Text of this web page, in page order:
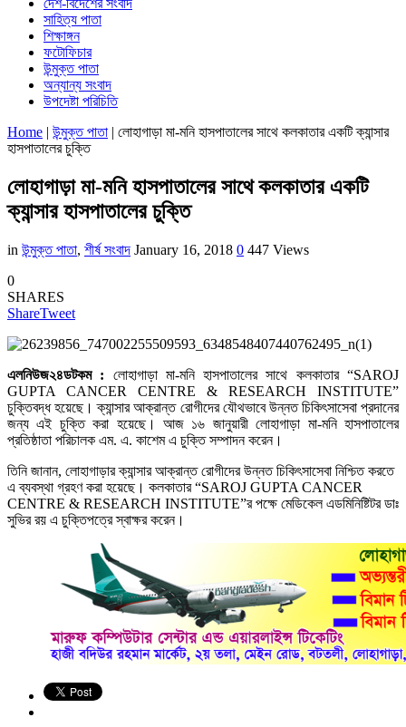
সাহিত্য পাতা
শিক্ষাঙ্গন
ফটোফিচার
উন্মুক্ত পাতা
অন্যান্য সংবাদ
উপদেষ্টা পরিচিতি
Home | উন্মুক্ত পাতা | লোহাগাড়া মা-মনি হাসপাতালের সাথে কলকাতার একটি ক্যান্সার
হাসপাতালের চুক্তি
লোহাগাড়া মা-মনি হাসপাতালের সাথে কলকাতার একটি
ক্যান্সার হাসপাতালের চুক্তি
in উন্মুক্ত পাতা, শীর্ষ সংবাদ January 16, 2018 0 447 Views
0
SHARES
ShareTweet
এলনিউজ২৪ডটকম : লোহাগাড়া মা-মনি হাসপাতালের সাথে কলকাতার “SAROJ
GUPTA CANCER CENTRE & RESEARCH INSTITUTE”
চুক্তিবদ্ধ হয়েছে। ক্যান্সার আক্রান্ত রোগীদের যৌথভাবে উন্নত চিকিৎসাসেবা প্রদানের
জন্য এই চুক্তি করা হয়েছে। আজ ১৬ জানুয়ারী লোহাগাড়া মা-মনি হাসপাতালের
প্রতিষ্ঠাতা পরিচালক এম. এ. কাশেম এ চুক্তি সম্পাদন করেন।
তিনি জানান, লোহাগাড়ার ক্যান্সার আক্রান্ত রোগীদের উন্নত চিকিৎসাসেবা নিশ্চিত করতে
এ ব্যবস্থা গ্রহণ করা হয়েছে। কলকাতার “SAROJ GUPTA CANCER
CENTRE & RESEARCH INSTITUTE”র পক্ষে মেডিকেল এডমিনিষ্টিটর ডাঃ
সুভির রয় এ চুক্তিপত্রে স্বাক্ষর করেন।